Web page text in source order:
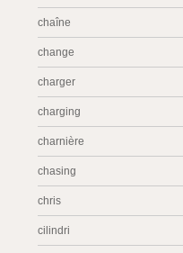
chaîne
change
charger
charging
charnière
chasing
chris
cilindri